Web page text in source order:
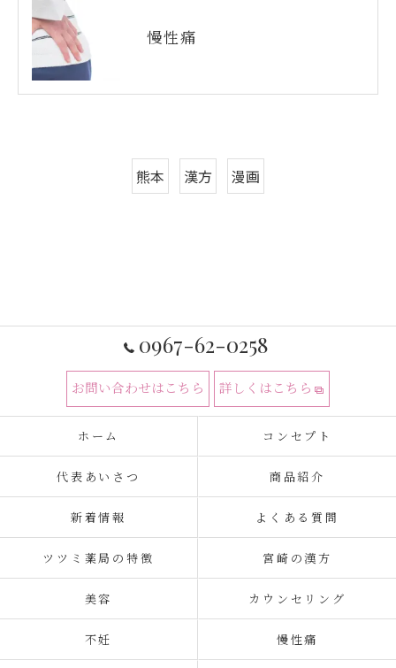
慢性痛
熊本 漢方 漫画
0967-62-0258
お問い合わせはこちら 詳しくはこちら
ホーム コンセプト
代表あいさつ 商品紹介
新着情報 よくある質問
ツツミ薬局の特徴 宮崎の漢方
美容 カウンセリング
不妊 慢性痛